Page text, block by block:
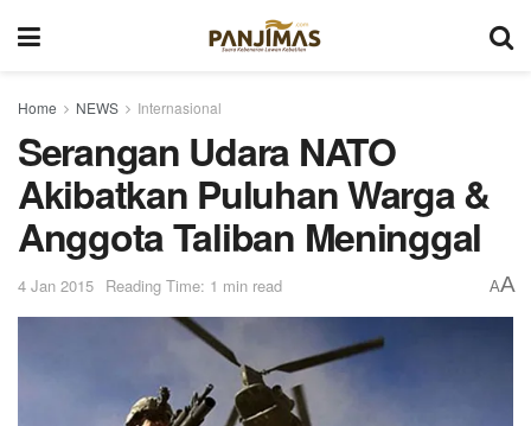
Home NEWS Internasional
Serangan Udara NATO
Akibatkan Puluhan Warga &
Anggota Taliban Meninggal
4 Jan 2015 Reading Time: 1 min read AA